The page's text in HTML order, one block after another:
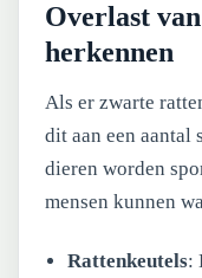
Overlast
herkennen
Als er zwarte
dit aan een aantal
dieren worden
mensen kunnen
Rattenkeutels: